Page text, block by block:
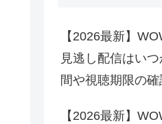
【2026最新】
見逃し配信はい
間や視聴期限の確
【2026最新】